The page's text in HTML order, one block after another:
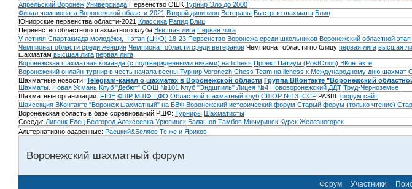
Апрельский Воронеж Универсиада Первенство ОШК Турнир Эло до 2000
Финал чемпионата Воронежской области-2021 Второй дивизион Ветераны Быстрые шахматы Блиц
Юниорские первенства области-2021 Классика Рапид Блиц
Первенство областного шахматного клуба Высшая лига Первая лига
V летняя Спартакиада молодёжи, II этап (ЦФО) 18-23 Первенство Воронежа среди школьников Воронежский областной
Чемпионат области среди женщин Чемпионат области среди ветеранов Чемпионат области по блицу первая лига высшая
шахматам высшая лига первая лига
Воронежская шахматная команда (с подтверждёнными никами) на lichess Проект Патиум (PostOrion) ВКонтакте
Воронежский онлайн-турнир в честь начала весны Турнир Voronezh Chess Team на lichess к Международному дню шахмат
Шахматные новости: Telegram-канал о шахматах в Воронежской области Группа ВКонтакте "Воронежский
Шахматы. Новая Усмань Клуб "Дебют" СОШ №101 Клуб "Эндшпиль" Лицея №4 Нововоронежский ДДТ Труд-Черноземье
Шахматные организации: FIDE ФШР МШФ ЦФО Областной шахматный клуб СШОР №13 ICCF РАЗШ: форум сайт
Шахсекция ВКонтакте "Воронеж шахматный" на БВФ Воронежский исторический форум Cтарый форум (только чтение)
Воронежская область в базе соревнований РШФ: Турниры Шахматисты
Соседи: Липецк Елец Белгород Алексеевка Урюпинск Балашов Тамбов Мичуринск Курск Железногорск
Альтернативно одаренные: Раецкий&Беляев Те же и Яриков
Воронежский шахматный форум
Форум Участники